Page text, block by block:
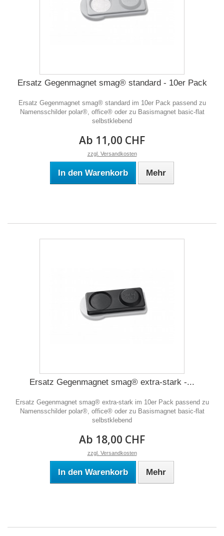
Ersatz Gegenmagnet smag® standard - 10er Pack
Ersatz Gegenmagnet smag® standard im 10er Pack passend zu
Namensschilder polar®, office® oder zu Basismagnet basic-flat
selbstklebend
Ab 11,00 CHF
zzgl. Versandkosten
In den Warenkorb Mehr
Ersatz Gegenmagnet smag® extra-stark -...
Ersatz Gegenmagnet smag® extra-stark im 10er Pack passend zu
Namensschilder polar®, office® oder zu Basismagnet basic-flat
selbstklebend
Ab 18,00 CHF
zzgl. Versandkosten
In den Warenkorb Mehr